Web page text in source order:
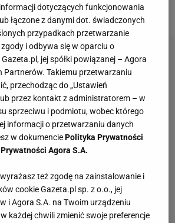
modeli:
dotyczących funkcjonowania
łączone z danymi dot. świadczonych
przypadkach przetwarzanie
i odbywa się w oparciu o
jej spółki powiązanej – Agora
Partnerów. Takiemu przetwarzaniu
przechodząc do „Ustawień
przez kontakt z administratorem – w
sprzeciwu i podmiotu, wobec którego
informacji o przetwarzaniu danych
w dokumenciePolityka Prywatności
Agora S.A.
wyrażasz też zgodę na zainstalowanie i
cookie Gazeta.pl sp. z o.o., jej
i Agora S.A. na Twoim urządzeniu
każdej chwili zmienić swoje preferencje